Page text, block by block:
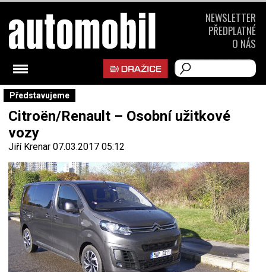
Představujeme
Citroën/Renault – Osobní užitkové
vozy
Jiří Krenar 07.03.2017 05:12
NEWSLETTER
PŘEDPLATNÉ
O NÁS